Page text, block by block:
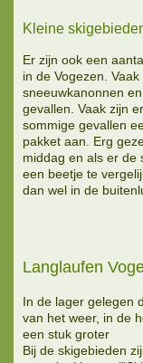
Kleine
Er zijn ook een
in de Vogezen.
sneeuwkanonnen
gevallen. Vaak zijn
sommige gevallen
pakket aan. Erg
middag en als er de
een beetje te
dan wel in de
Langlaufen
In de lager gelegen
van het weer, in de
een stuk groter
Bij de skigebieden